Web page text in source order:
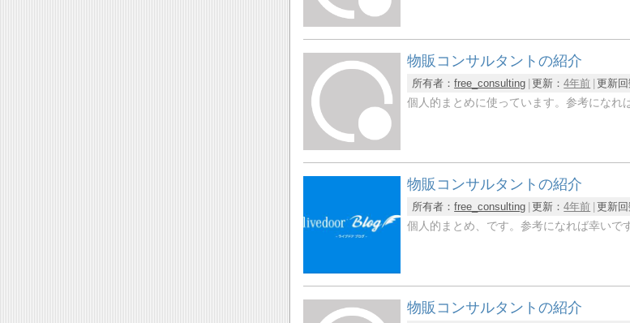
物販コンサルタントの紹介
所有者：free_consulting 更新：4年前 更新
個人的まとめに使っています。参考になれ
物販コンサルタントの紹介
所有者：free_consulting 更新：4年前 更新
個人的まとめ、です。参考になれば幸いです
物販コンサルタントの紹介